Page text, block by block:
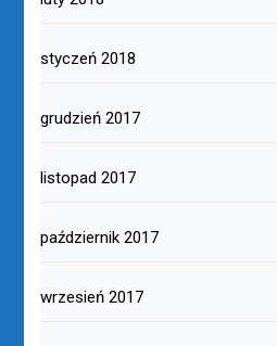
styczeń 2018
grudzień 2017
listopad 2017
październik 2017
wrzesień 2017